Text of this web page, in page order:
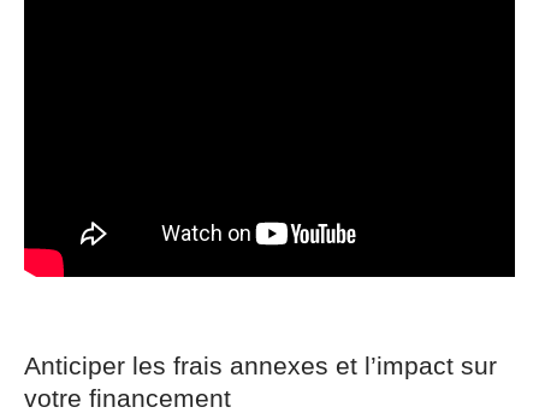
Anticiper les frais annexes et l’impact sur
votre financement